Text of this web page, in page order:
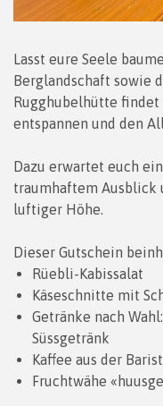
Lasst eure Seele
Berglandschaft sowie
Rugghubelhütte
entspannen und den
Dazu erwartet euch
traumhaftem Ausblick
luftiger Höhe.
Dieser Gutschein
Rüebli-Kabissalat
Käseschnitte mit
Getränke nach
Süssgetränk
Kaffee aus der
Fruchtwähe